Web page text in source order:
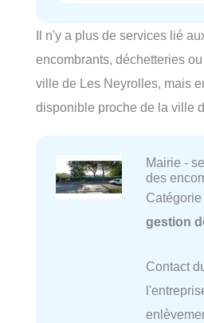
Il n'y a plus de services lié
encombrants, déchetteries
ville de Les Neyrolles, mais
disponible proche de la ville
Mairie -
des
Catégorie
gestion
Contact